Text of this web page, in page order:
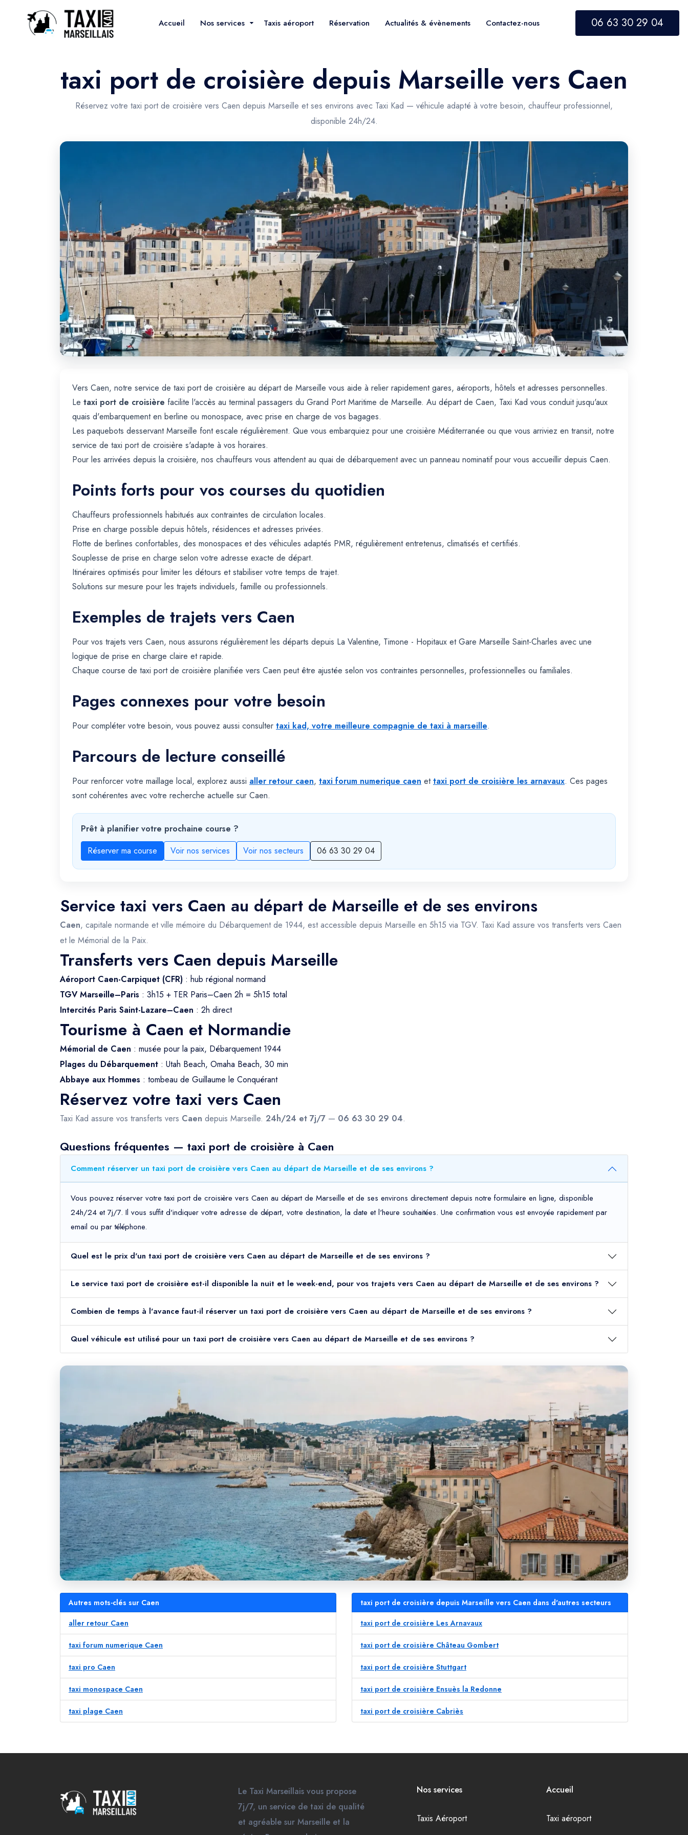
Accueil Nos services Taxis aéroport Réservation Actualités & évènements Contactez-nous 06 63 30 29 04
taxi port de croisière depuis Marseille vers Caen
Réservez votre taxi port de croisière vers Caen depuis Marseille et ses environs avec Taxi Kad — véhicule adapté à votre besoin, chauffeur professionnel,
disponible 24h/24.
Vers Caen, notre service de taxi port de croisière au départ de Marseille vous aide à relier rapidement gares, aéroports, hôtels et adresses personnelles.
Le taxi port de croisière facilite l'accès au terminal passagers du Grand Port Maritime de Marseille. Au départ de Caen, Taxi Kad vous conduit jusqu'aux
quais d'embarquement en berline ou monospace, avec prise en charge de vos bagages.
Les paquebots desservant Marseille font escale régulièrement. Que vous embarquiez pour une croisière Méditerranée ou que vous arriviez en transit, notre
service de taxi port de croisière s'adapte à vos horaires.
Pour les arrivées depuis la croisière, nos chauffeurs vous attendent au quai de débarquement avec un panneau nominatif pour vous accueillir depuis Caen.
Points forts pour vos courses du quotidien
Chauffeurs professionnels habitués aux contraintes de circulation locales.
Prise en charge possible depuis hôtels, résidences et adresses privées.
Flotte de berlines confortables, des monospaces et des véhicules adaptés PMR, régulièrement entretenus, climatisés et certifiés.
Souplesse de prise en charge selon votre adresse exacte de départ.
Itinéraires optimisés pour limiter les détours et stabiliser votre temps de trajet.
Solutions sur mesure pour les trajets individuels, famille ou professionnels.
Exemples de trajets vers Caen
Pour vos trajets vers Caen, nous assurons régulièrement les départs depuis La Valentine, Timone - Hopitaux et Gare Marseille Saint-Charles avec une
logique de prise en charge claire et rapide.
Chaque course de taxi port de croisière planifiée vers Caen peut être ajustée selon vos contraintes personnelles, professionnelles ou familiales.
Pages connexes pour votre besoin
Pour compléter votre besoin, vous pouvez aussi consulter taxi kad, votre meilleure compagnie de taxi à marseille.
Parcours de lecture conseillé
Pour renforcer votre maillage local, explorez aussi aller retour caen, taxi forum numerique caen ettaxi port de croisière les arnavaux. Ces pages
sont cohérentes avec votre recherche actuelle sur Caen.
Prêt à planifier votre prochaine course ?
Réserver ma course
Voir nos services Voir nos secteurs 06 63 30 29 04
Service taxi vers Caen au départ de Marseille et de ses environs
Caen, capitale normande et ville mémoire du Débarquement de 1944, est accessible depuis Marseille en 5h15 via TGV. Taxi Kad assure vos transferts vers Caen
et le Mémorial de la Paix.
Transferts vers Caen depuis Marseille
Aéroport Caen-Carpiquet (CFR) : hub régional normand
TGV Marseille–Paris : 3h15 + TER Paris–Caen 2h = 5h15 total
Intercités Paris Saint-Lazare–Caen : 2h direct
Tourisme à Caen et Normandie
Mémorial de Caen : musée pour la paix, Débarquement 1944
Plages du Débarquement : Utah Beach, Omaha Beach, 30 min
Abbaye aux Hommes : tombeau de Guillaume le Conquérant
Réservez votre taxi vers Caen
Taxi Kad assure vos transferts vers Caen depuis Marseille. 24h/24 et 7j/7 — 06 63 30 29 04.
Questions fréquentes — taxi port de croisière à Caen
Comment réserver un taxi port de croisière vers Caen au départ de Marseille et de ses environs ?
Vous pouvez réserver votre taxi port de croisière vers Caen au départ de Marseille et de ses environs directement depuis notre formulaire en ligne, disponible
24h/24 et 7j/7. Il vous suffit d'indiquer votre adresse de départ, votre destination, la date et l'heure souhaitées. Une confirmation vous est envoyée rapidement par
email ou par téléphone.
Quel est le prix d'un taxi port de croisière vers Caen au départ de Marseille et de ses environs ?
Le service taxi port de croisière est-il disponible la nuit et le week-end, pour vos trajets vers Caen au départ de Marseille et de ses environs ?
Combien de temps à l'avance faut-il réserver un taxi port de croisière vers Caen au départ de Marseille et de ses environs ?
Quel véhicule est utilisé pour un taxi port de croisière vers Caen au départ de Marseille et de ses environs ?
Autres mots-clés sur Caen
aller retour Caen
taxi forum numerique Caen
taxi pro Caen
taxi monospace Caen
taxi plage Caen
taxi port de croisière depuis Marseille vers Caen dans d'autres secteurs
taxi port de croisière Les Arnavaux
taxi port de croisière Château Gombert
taxi port de croisière Stuttgart
taxi port de croisière Ensuès la Redonne
taxi port de croisière Cabriès
Le Taxi Marseillais vous propose
7j/7, un service de taxi de qualité
et agréable sur Marseille et la
Nos services
Taxis Aéroport
Accueil
Taxi aéroport